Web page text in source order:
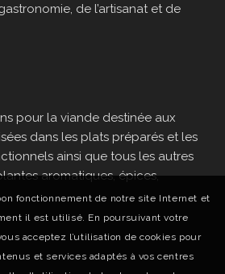
de l’artisanat et de
pour la viande destinée aux
dans les plats préparés et les
ainsi que tous les autres
aromatiques, épices,
fonctionnement de notre site Internet et
il est utilisé. En poursuivant votre
acceptez l’utilisation de cookies pour
et services adaptés à vos centres